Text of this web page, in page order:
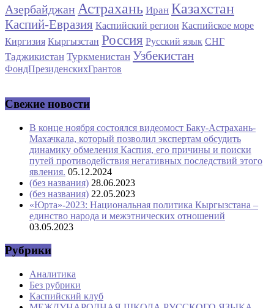
Азербайджан Астрахань Иран Казахстан
Каспий-Евразия Каспийский регион Каспийское море
Киргизия Кыргызстан Россия Русский язык СНГ
Таджикистан Туркменистан Узбекистан
ФондПрезиденскихГрантов
Свежие новости
В конце ноября состоялся видеомост Баку-Астрахань-
Махачкала, который позволил экспертам обсудить
динамику обмеления Каспия, его причины и поиски
путей противодействия негативных последствий этого
явления. 05.12.2024
(без названия) 28.06.2023
(без названия) 22.05.2023
«Юрта»-2023: Национальная политика Кыргызстана –
единство народа и межэтнических отношений
03.05.2023
Рубрики
Аналитика
Без рубрики
Каспийский клуб